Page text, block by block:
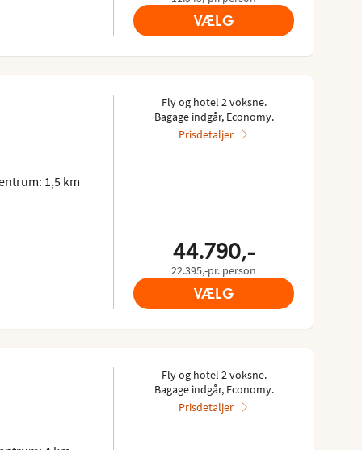
VÆLG
1,5 km
Fly og hotel 2 voksne.
Bagage indgår, Economy.
Prisdetaljer
44.790,-
22.395,-pr. person
VÆLG
Fly og hotel 2 voksne.
Bagage indgår, Economy.
Prisdetaljer